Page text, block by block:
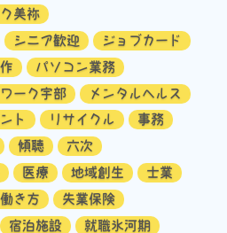
美祢
シニア歓迎
ジョブカード
パソコン業務
ーク宇部
メンタルヘルス
ト リサイクル
事務
傾聴
六次
医療 地域創生
士業
き方
失業保険
宿泊施設
就職氷河期